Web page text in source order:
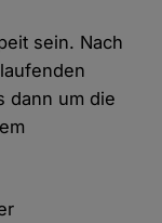
sein. Nach
dann um die